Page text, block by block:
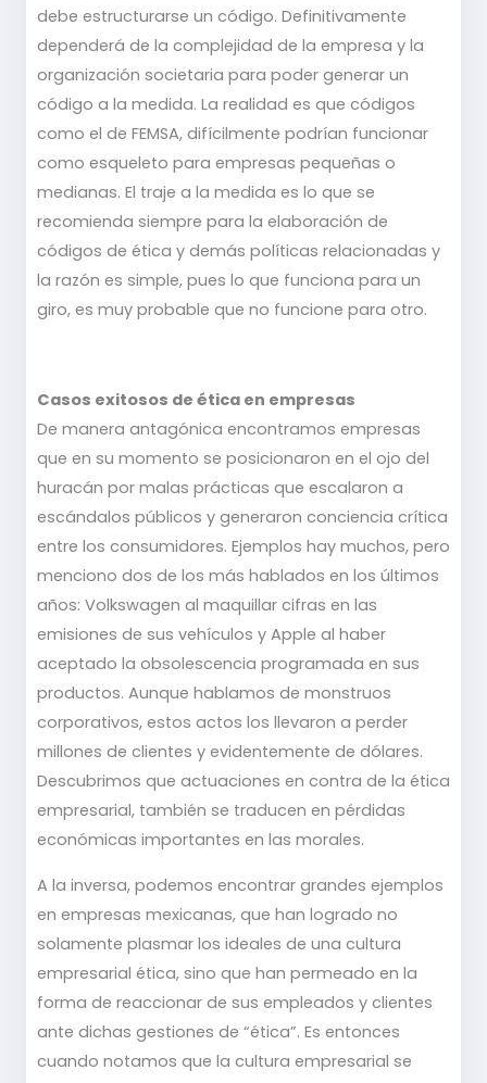
debe estructurarse un código. Definitivamente
dependerá de la complejidad de la empresa y la
organización societaria para poder generar un
código a la medida. La realidad es que códigos
como el de FEMSA, difícilmente podrían funcionar
como esqueleto para empresas pequeñas o
medianas. El traje a la medida es lo que se
recomienda siempre para la elaboración de
códigos de ética y demás políticas relacionadas y
la razón es simple, pues lo que funciona para un
giro, es muy probable que no funcione para otro.
Casos exitosos de ética en empresas
De manera antagónica encontramos empresas
que en su momento se posicionaron en el ojo del
huracán por malas prácticas que escalaron a
escándalos públicos y generaron conciencia crítica
entre los consumidores. Ejemplos hay muchos, pero
menciono dos de los más hablados en los últimos
años: Volkswagen al maquillar cifras en las
emisiones de sus vehículos y Apple al haber
aceptado la obsolescencia programada en sus
productos. Aunque hablamos de monstruos
corporativos, estos actos los llevaron a perder
millones de clientes y evidentemente de dólares.
Descubrimos que actuaciones en contra de la ética
empresarial, también se traducen en pérdidas
económicas importantes en las morales.
A la inversa, podemos encontrar grandes ejemplos
en empresas mexicanas, que han logrado no
solamente plasmar los ideales de una cultura
empresarial ética, sino que han permeado en la
forma de reaccionar de sus empleados y clientes
ante dichas gestiones de “ética”. Es entonces
cuando notamos que la cultura empresarial se